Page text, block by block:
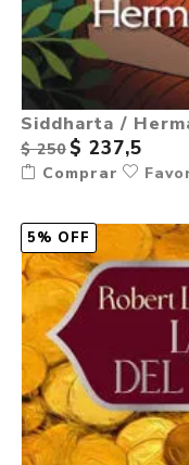
Siddharta /
$ 250 $ 237,5
Comprar
5% OFF